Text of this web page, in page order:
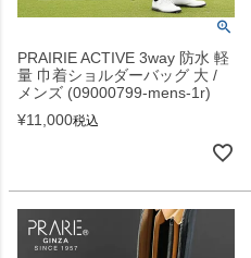
PRAIRIE ACTIVE 3way 防水 軽
量 巾着ショルダーバッグ 大 /
メンズ (09000799-mens-1r)
¥11,000税込